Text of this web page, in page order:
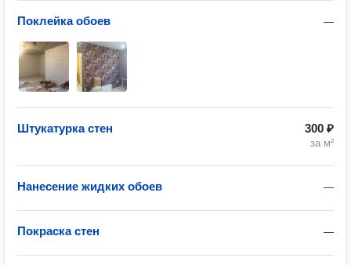
—
Поклейка обоев
300 ₽
за м²
Штукатурка стен
—
Нанесение жидких обоев
—
Покраска стен